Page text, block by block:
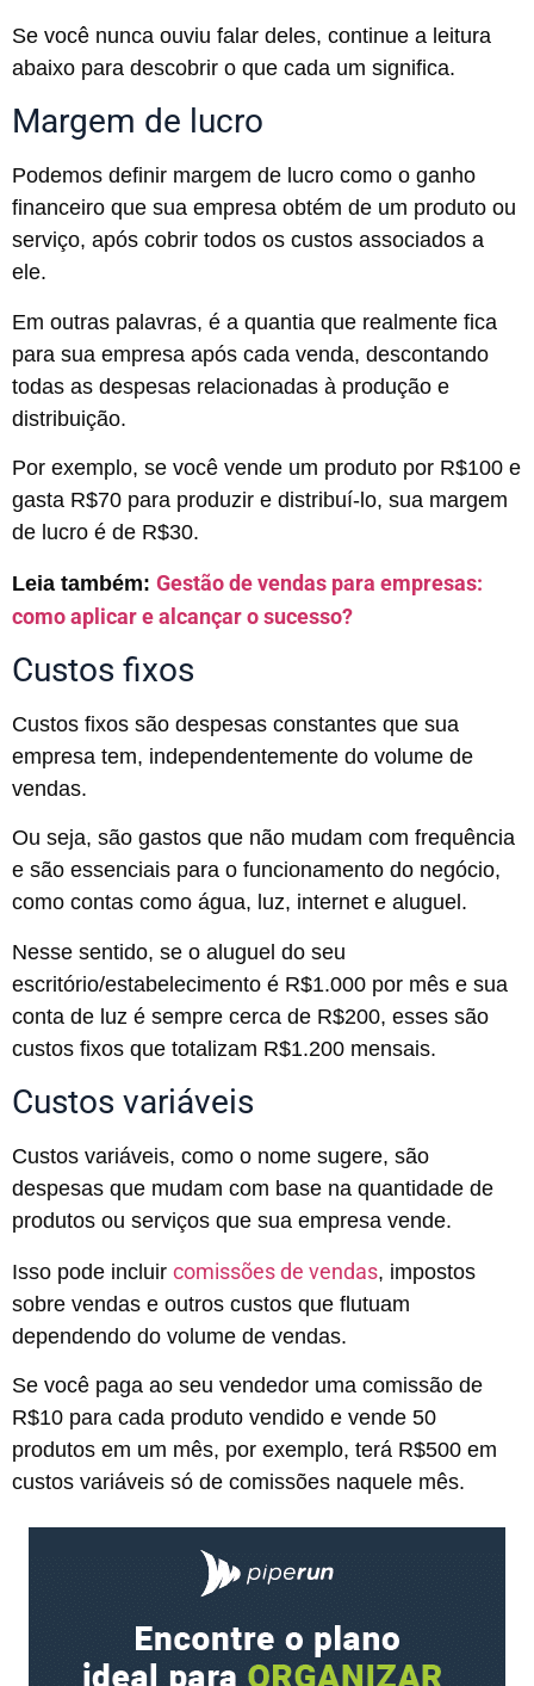
Se você nunca ouviu falar deles, continue a leitura
abaixo para descobrir o que cada um significa.
Margem de lucro
Podemos definir margem de lucro como o ganho
financeiro que sua empresa obtém de um produto ou
serviço, após cobrir todos os custos associados a
ele.
Em outras palavras, é a quantia que realmente fica
para sua empresa após cada venda, descontando
todas as despesas relacionadas à produção e
distribuição.
Por exemplo, se você vende um produto por R$100 e
gasta R$70 para produzir e distribuí-lo, sua margem
de lucro é de R$30.
Leia também: Gestão de vendas para empresas:
como aplicar e alcançar o sucesso?
Custos fixos
Custos fixos são despesas constantes que sua
empresa tem, independentemente do volume de
vendas.
Ou seja, são gastos que não mudam com frequência
e são essenciais para o funcionamento do negócio,
como contas como água, luz, internet e aluguel.
Nesse sentido, se o aluguel do seu
escritório/estabelecimento é R$1.000 por mês e sua
conta de luz é sempre cerca de R$200, esses são
custos fixos que totalizam R$1.200 mensais.
Custos variáveis
Custos variáveis, como o nome sugere, são
despesas que mudam com base na quantidade de
produtos ou serviços que sua empresa vende.
Isso pode incluir comissões de vendas, impostos
sobre vendas e outros custos que flutuam
dependendo do volume de vendas.
Se você paga ao seu vendedor uma comissão de
R$10 para cada produto vendido e vende 50
produtos em um mês, por exemplo, terá R$500 em
custos variáveis só de comissões naquele mês.